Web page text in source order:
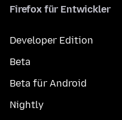
Firefox für Entwickler
Developer Edition
Beta
Beta für Android
Nightly